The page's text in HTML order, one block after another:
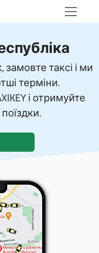
таксі і ми
терміни.
і отримуйте